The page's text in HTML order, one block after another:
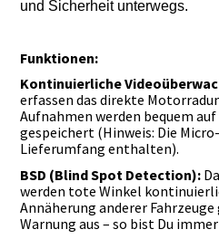
und Sicherheit unterwegs.
Funktionen:
Kontinuierliche
erfassen das direkte
Aufnahmen werden bequem
gespeichert (Hinweis: Die
Lieferumfang enthalten).
BSD (Blind Spot Detection):
werden tote Winkel
Annäherung anderer
Warnung aus – so bist Du